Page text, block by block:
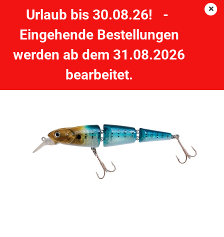
Urlaub bis 30.08.26! -
Eingehende Bestellungen
werden ab dem 31.08.2026
bearbeitet.
J-Lo - Sinkend - 11cm 13g - transparent blau, braun